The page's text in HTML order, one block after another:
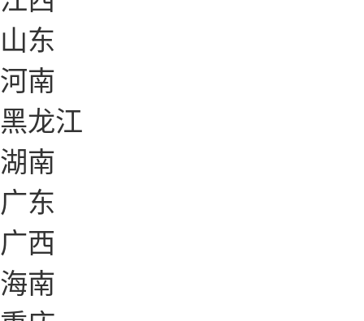
山东
河南
黑龙江
湖南
广东
广西
海南